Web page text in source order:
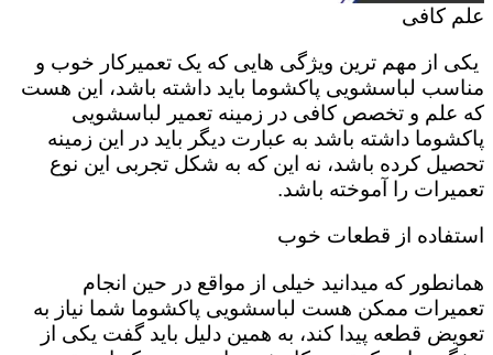
علم کافی
یکی از مهم ترین ویژگی هایی که یک تعمیرکار خوب و
مناسب لباسشویی پاکشوما باید داشته باشد، این هست
که علم و تخصص کافی در زمینه تعمیر لباسشویی
پاکشوما داشته باشد به عبارت دیگر باید در این زمینه
تحصیل کرده باشد، نه این که به شکل تجربی این نوع
تعمیرات را آموخته باشد.
استفاده از قطعات خوب
همانطور که میدانید خیلی از مواقع در حین انجام
تعمیرات ممکن هست لباسشویی پاکشوما شما نیاز به
تعویض قطعه پیدا کند، به همین دلیل باید گفت یکی از